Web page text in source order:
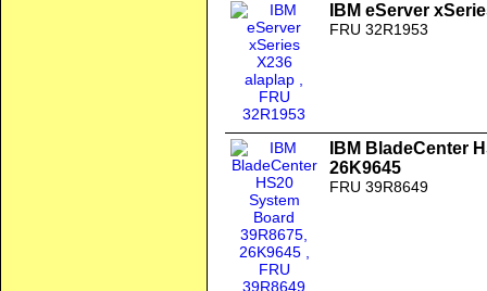
IBM eServer
FRU 32R1953
IBM BladeCenter
26K9645
FRU 39R8649